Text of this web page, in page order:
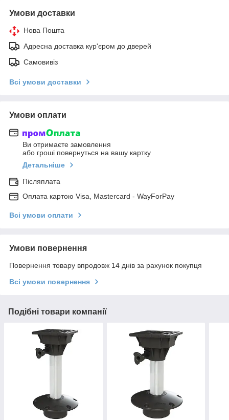
Умови доставки
Нова Пошта
Адресна доставка кур'єром до дверей
Самовивіз
Всі умови доставки
Умови оплати
Ви отримаєте замовлення
або гроші повернуться на вашу картку
Детальніше
Післяплата
Оплата картою Visa, Mastercard - WayForPay
Всі умови оплати
Умови повернення
Повернення товару впродовж 14 днів за рахунок покупця
Всі умови повернення
Подібні товари компанії